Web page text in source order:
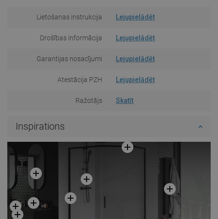
Lietošanas instrukcija Lejupielādēt
Drošības informācija Lejupielādēt
Garantijas nosacījumi Lejupielādēt
Atestācija PZH Lejupielādēt
Ražotājs Skatīt
Inspirations